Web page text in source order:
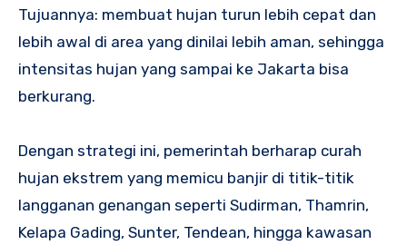
Tujuannya: membuat hujan turun lebih cepat dan
lebih awal di area yang dinilai lebih aman, sehingga
intensitas hujan yang sampai ke Jakarta bisa
berkurang.
Dengan strategi ini, pemerintah berharap curah
hujan ekstrem yang memicu banjir di titik-titik
langganan genangan seperti Sudirman, Thamrin,
Kelapa Gading, Sunter, Tendean, hingga kawasan